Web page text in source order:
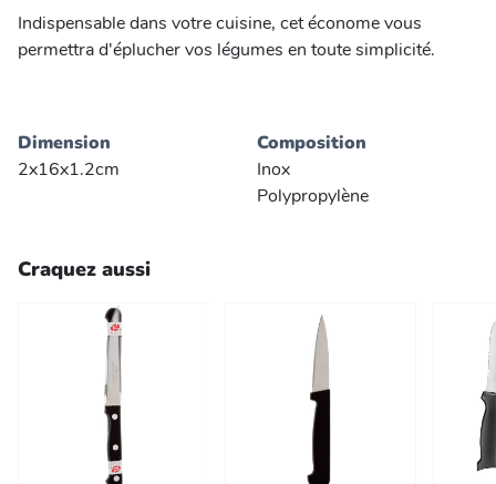
Indispensable dans votre cuisine, cet économe vous
permettra d'éplucher vos légumes en toute simplicité.
Dimension
2x16x1.2cm
Composition
Inox
Polypropylène
Craquez aussi